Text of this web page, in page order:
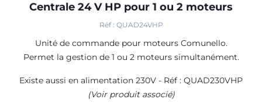
Centrale 24 V HP pour 1 ou 2 moteurs
Réf : QUAD24VHP
Unité de commande pour moteurs Comunello.
Permet la gestion de 1 ou 2 moteurs simultanément.
Existe aussi en alimentation 230V - Réf : QUAD230VHP
(Voir produit associé)